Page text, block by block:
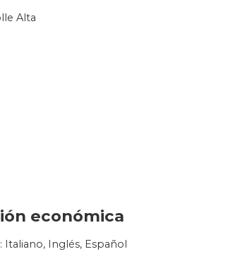
Alta
económica
Italiano, Inglés, Español